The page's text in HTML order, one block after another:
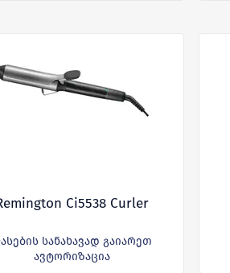
Ci5538 Curler
სანახავად გაიარეთ
ავტორიზაცია